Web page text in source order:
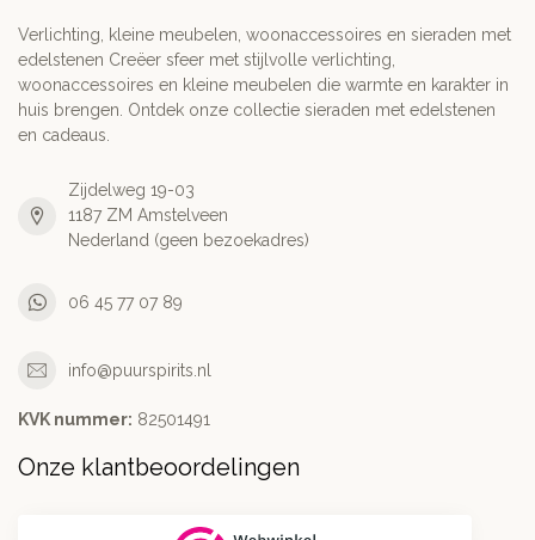
Verlichting, kleine meubelen, woonaccessoires en sieraden met
edelstenen Creëer sfeer met stijlvolle verlichting,
woonaccessoires en kleine meubelen die warmte en karakter in
huis brengen. Ontdek onze collectie sieraden met edelstenen
en cadeaus.
Zijdelweg 19-03
1187 ZM Amstelveen
Nederland (geen bezoekadres)
06 45 77 07 89
info@puurspirits.nl
KVK nummer: 82501491
Onze klantbeoordelingen